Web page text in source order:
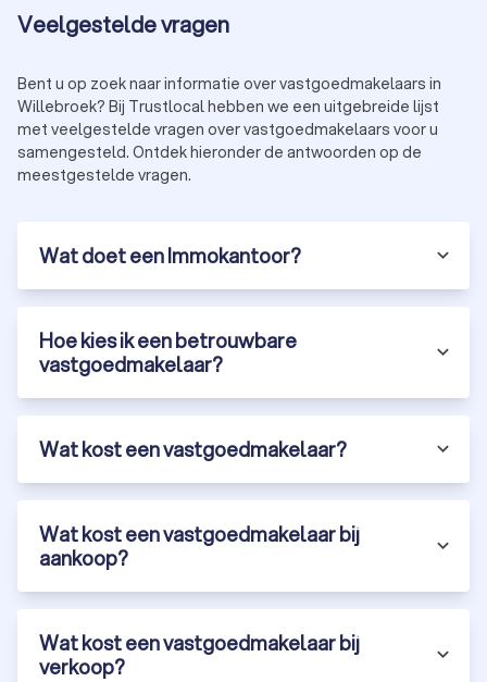
Veelgestelde vragen
Bent u op zoek naar informatie over vastgoedmakelaars in
Willebroek? Bij Trustlocal hebben we een uitgebreide lijst
met veelgestelde vragen over vastgoedmakelaars voor u
samengesteld. Ontdek hieronder de antwoorden op de
meestgestelde vragen.
Wat doet een Immokantoor?
Hoe kies ik een betrouwbare
vastgoedmakelaar?
Wat kost een vastgoedmakelaar?
Wat kost een vastgoedmakelaar bij
aankoop?
Wat kost een vastgoedmakelaar bij
verkoop?